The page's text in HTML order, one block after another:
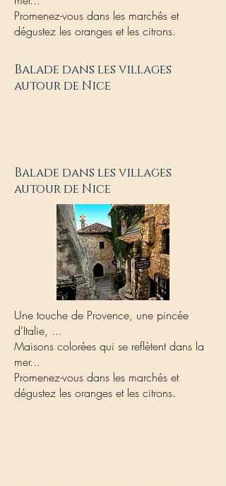
Promenez-vous dans les marchés et
dégustez les oranges et les citrons.
Balade dans les villages
autour de Nice
Balade dans les villages
autour de Nice
Une touche de Provence, une pincée
d'Italie, ...
Maisons colorées qui se reflètent dans la
mer...
Promenez-vous dans les marchés et
dégustez les oranges et les citrons.